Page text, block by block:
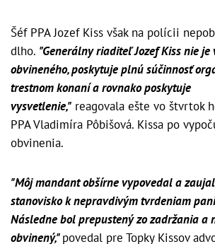
Šéf PPA Jozef Kiss však na polícii
dlho. "Generálny riaditeľ Jozef Kiss nie je
obvineného, poskytuje plnú súčinnosť
trestnom konaní a rovnako poskytuje
vysvetlenie," reagovala ešte vo štvrtok
PPA Vladimíra Pôbišová. Kissa po
obvinenia.
"Môj mandant obšírne vypovedal a
stanovisko k nepravdivým tvrdeniam
Následne bol prepustený zo zadržania a
obvinený,"povedal pre Topky Kissov